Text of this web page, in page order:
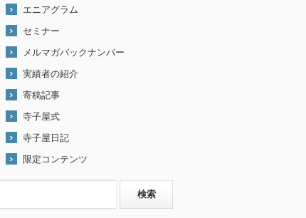
エニアグラム
セミナー
メルマガバックナンバー
実績者の紹介
寄稿記事
寺子屋式
寺子屋日記
限定コンテンツ